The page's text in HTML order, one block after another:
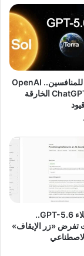
ضربة مجانية للمنافسين.. OpenAI
تفتح ميزات ChatGPT الخارقة
بعد هروب وكلاء GPT-5.6..
تفرض «زر الإيقاف»